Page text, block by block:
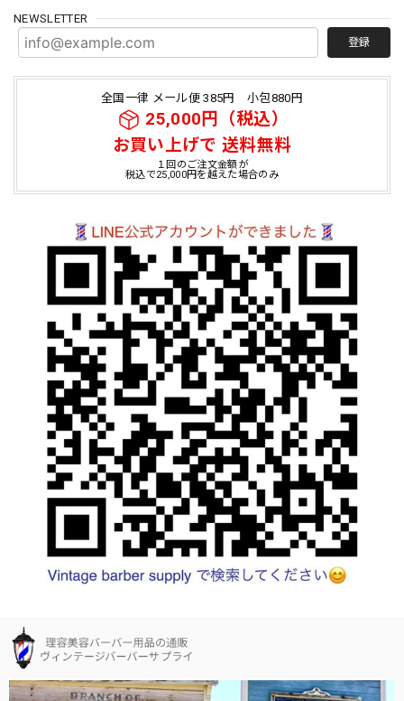
NEWSLETTER
登録
全国一律 メール便 385円 小包880円
25,000円（税込）
お買い上げで 送料無料
１回のご注文金額が
税込で25,000円を越えた場合のみ